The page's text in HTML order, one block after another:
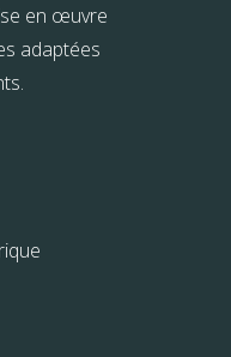
en œuvre
adaptées